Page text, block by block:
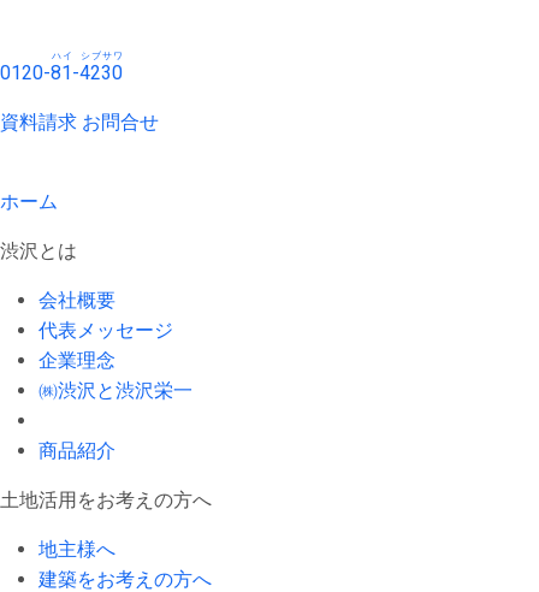
0120-81
ハイ
-4230
シブサワ
資料請求 お問合せ
ホーム
渋沢とは
会社概要
代表メッセージ
企業理念
㈱渋沢と渋沢栄一
商品紹介
土地活用をお考えの方へ
地主様へ
建築をお考えの方へ